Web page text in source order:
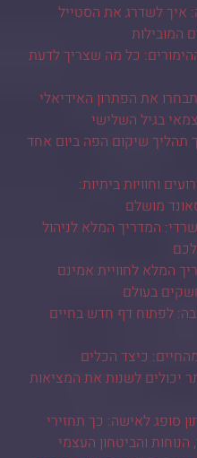
איך לשדרג את הסטייל
המובילות
כל מה שצריך לדעת
את הפתרון האידיאלי
בגיל השלישי
תהליך שיקום הפה ביום אחד
וחוויות ביתיות:
מושלם
המדריך המלא לניהול
המלא לחוויית אמינם
בעולם
לפתוח דף חדש בחיים
כיצד הכלים
יכולים לשנות את המציאות
סופג לאישה: כך תחזירי
והביטחון העצמי